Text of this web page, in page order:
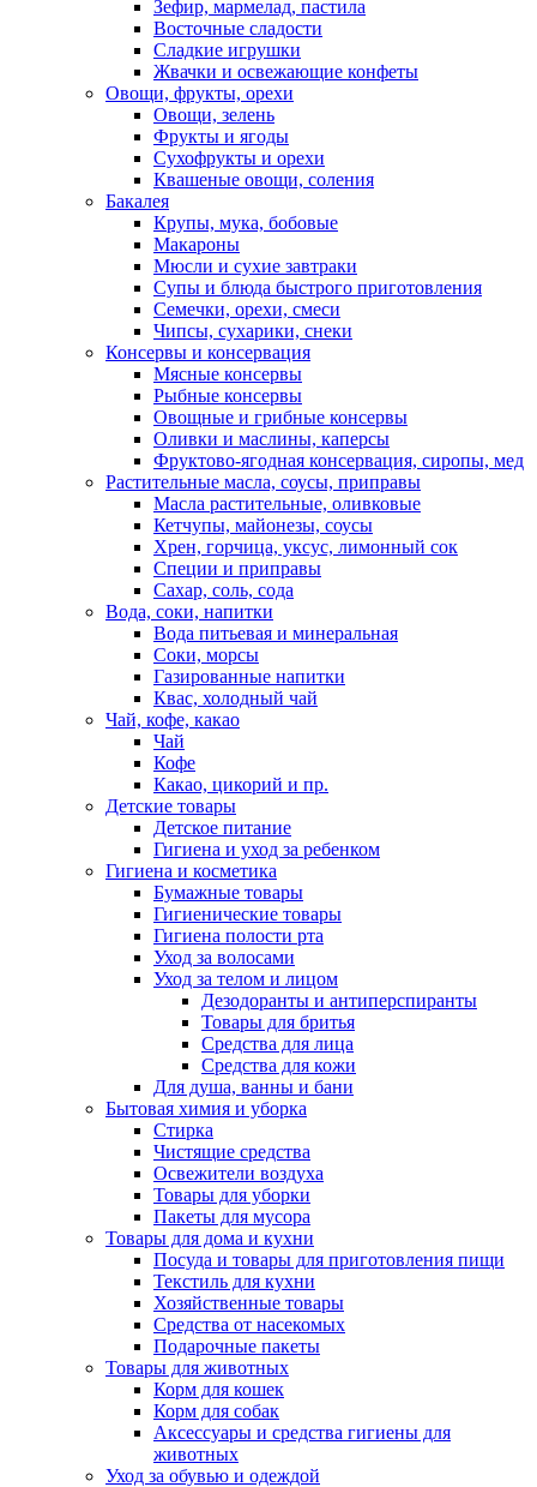
Зефир, мармелад, пастила
Восточные сладости
Сладкие игрушки
Жвачки и освежающие конфеты
Овощи, фрукты, орехи
Овощи, зелень
Фрукты и ягоды
Сухофрукты и орехи
Квашеные овощи, соления
Бакалея
Крупы, мука, бобовые
Макароны
Мюсли и сухие завтраки
Супы и блюда быстрого приготовления
Семечки, орехи, смеси
Чипсы, сухарики, снеки
Консервы и консервация
Мясные консервы
Рыбные консервы
Овощные и грибные консервы
Оливки и маслины, каперсы
Фруктово-ягодная консервация, сиропы, мед
Растительные масла, соусы, приправы
Масла растительные, оливковые
Кетчупы, майонезы, соусы
Хрен, горчица, уксус, лимонный сок
Специи и приправы
Сахар, соль, сода
Вода, соки, напитки
Вода питьевая и минеральная
Соки, морсы
Газированные напитки
Квас, холодный чай
Чай, кофе, какао
Чай
Кофе
Какао, цикорий и пр.
Детские товары
Детское питание
Гигиена и уход за ребенком
Гигиена и косметика
Бумажные товары
Гигиенические товары
Гигиена полости рта
Уход за волосами
Уход за телом и лицом
Дезодоранты и антиперспиранты
Товары для бритья
Средства для лица
Средства для кожи
Для душа, ванны и бани
Бытовая химия и уборка
Стирка
Чистящие средства
Освежители воздуха
Товары для уборки
Пакеты для мусора
Товары для дома и кухни
Посуда и товары для приготовления пищи
Текстиль для кухни
Хозяйственные товары
Средства от насекомых
Подарочные пакеты
Товары для животных
Корм для кошек
Корм для собак
Аксессуары и средства гигиены для
животных
Уход за обувью и одеждой